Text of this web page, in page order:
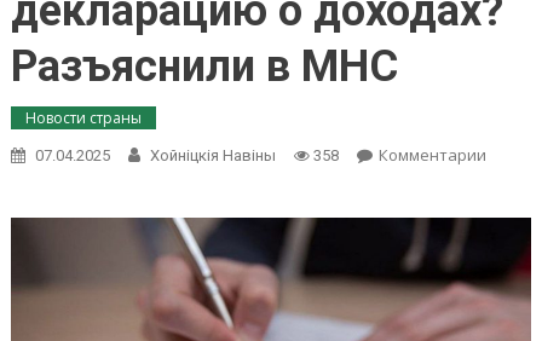
декларацию о доходах?
Разъяснили в МНС
Новости страны
07.04.2025 Хойнiцкiя Навiны 358 Комментарииon
не
подал